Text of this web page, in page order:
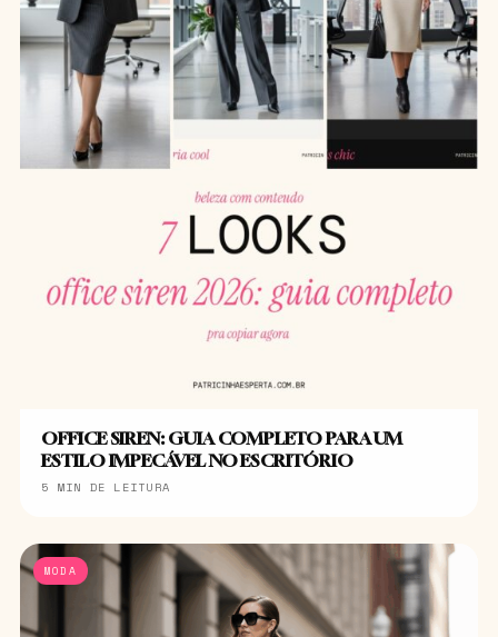
OFFICE SIREN: GUIA COMPLETO PARA UM
ESTILO IMPECÁVEL NO ESCRITÓRIO
5 MIN DE LEITURA
MODA